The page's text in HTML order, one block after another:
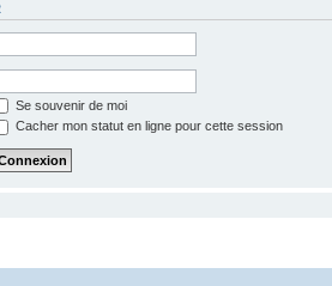
Se souvenir de moi
Cacher mon statut en ligne pour cette session